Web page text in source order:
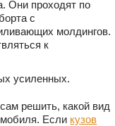
Они проходят по
с
молдингов.
к
усиленных.
решить, какой вид
Если кузов